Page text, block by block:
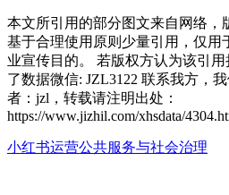
本文所引用的部分图文来自网络，
基于合理使用原则少量引用，仅用
业宣传目的。 若版权方认为该引
了数据微信: JZL3122 联系我方，
者：jzl，转载请注明出处：
https://www.jizhil.com/xhsdata/
小红书运营公共服务与社会治理